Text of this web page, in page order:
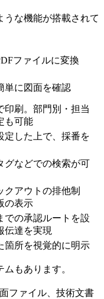
うな機能が搭載されて
ファイルに変換
単に図面を確認
印刷。部門別・担当
も可能
定した上で、採番を
グなどでの検索が可
クアウトの排他制
の表示
での承認ルートを設
伝達を実現
箇所を視覚的に明示
もあります。
ファイル、技術文書